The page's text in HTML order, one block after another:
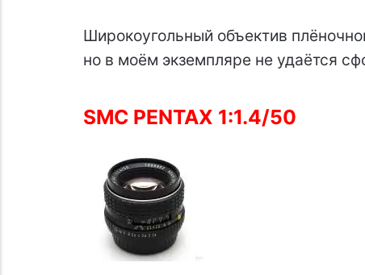
Широкоугольный объектив
но в моём экземпляре не удаётся
SMC PENTAX 1:1.4/50